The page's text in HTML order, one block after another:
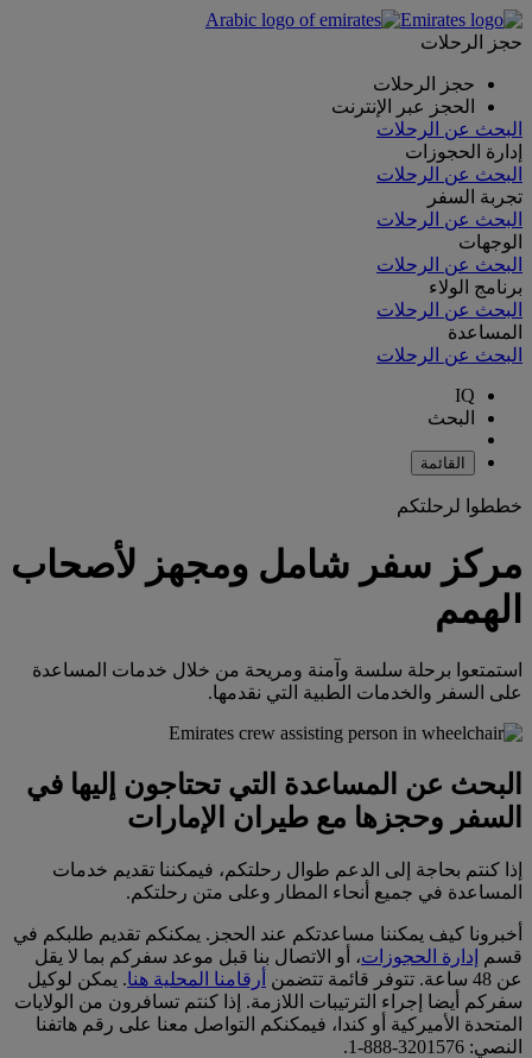
حجز الرحلات
حجز الرحلات
الحجز عبر الإنترنت
البحث عن الرحلات
إدارة الحجوزات
البحث عن الرحلات
تجربة السفر
البحث عن الرحلات
الوجهات
البحث عن الرحلات
برنامج الولاء
البحث عن الرحلات
المساعدة
البحث عن الرحلات
IQ
البحث
القائمة
خططوا لرحلتكم
مركز سفر شامل ومجهز لأصحاب
الهمم
استمتعوا برحلة سلسة وآمنة ومريحة من خلال خدمات المساعدة
على السفر والخدمات الطبية التي نقدمها.
البحث عن المساعدة التي تحتاجون إليها في
السفر وحجزها مع طيران الإمارات
إذا كنتم بحاجة إلى الدعم طوال رحلتكم، فيمكننا تقديم خدمات
المساعدة في جميع أنحاء المطار وعلى متن رحلتكم.
أخبرونا كيف يمكننا مساعدتكم عند الحجز. يمكنكم تقديم طلبكم في
قسم
إدارة الحجوزات، أو الاتصال بنا قبل موعد سفركم بما لا يقل
عن 48 ساعة. تتوفر قائمة تتضمن
أرقامنا المحلية هنا. يمكن لوكيل
سفركم أيضا إجراء الترتيبات اللازمة. إذا كنتم تسافرون من الولايات
المتحدة الأميركية أو كندا، فيمكنكم التواصل معنا على رقم هاتفنا
النصي: ‎1-888-3201576.